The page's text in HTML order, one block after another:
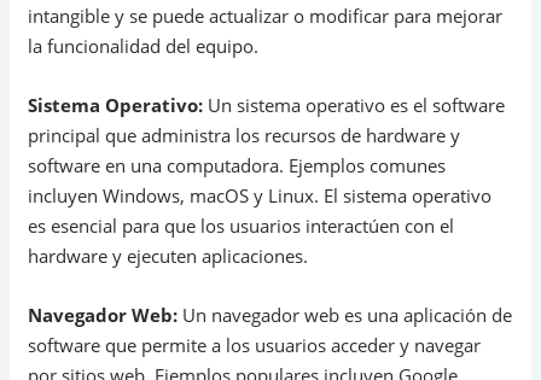
intangible y se puede actualizar o modificar para mejorar
la funcionalidad del equipo.
Sistema Operativo: Un sistema operativo es el software
principal que administra los recursos de hardware y
software en una computadora. Ejemplos comunes
incluyen Windows, macOS y Linux. El sistema operativo
es esencial para que los usuarios interactúen con el
hardware y ejecuten aplicaciones.
Navegador Web: Un navegador web es una aplicación de
software que permite a los usuarios acceder y navegar